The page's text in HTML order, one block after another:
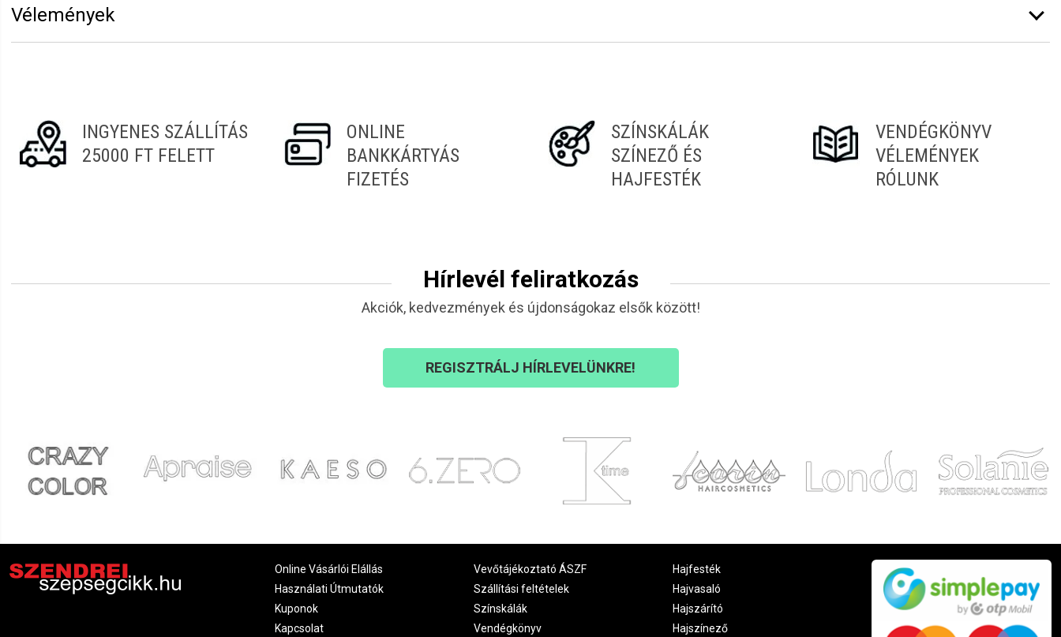
Vélemények
INGYENES SZÁLLÍTÁS
25000 FT FELETT
ONLINE
BANKKÁRTYÁS
FIZETÉS
SZÍNSKÁLÁK
SZÍNEZŐ ÉS
HAJFESTÉK
VENDÉGKÖNYV
VÉLEMÉNYEK
RÓLUNK
Hírlevél feliratkozás
Akciók, kedvezmények és újdonságokaz elsők között!
REGISZTRÁLJ HÍRLEVELÜNKRE!
Online Vásárlói Elállás
Használati Útmutatók
Kuponok
Kapcsolat
Vevőtájékoztató ÁSZF
Szállítási feltételek
Színskálák
Vendégkönyv
Hajfesték
Hajvasaló
Hajszárító
Hajszínező